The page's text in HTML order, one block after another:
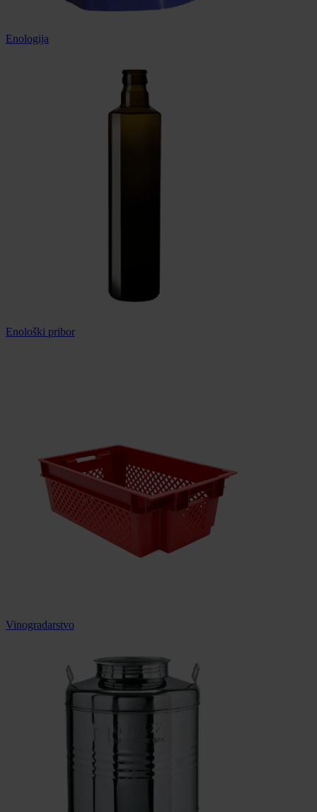
Enologija
Enološki pribor
Vinogradarstvo